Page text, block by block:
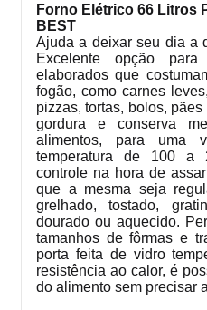
Forno Elétrico 66 Litros
BEST
Ajuda a deixar seu dia a
Excelente opção
elaborados que
fogão, como carnes
pizzas, tortas, bolos,
gordura e conserva
alimentos, para uma
temperatura de 100 a
controle na hora de
que a mesma seja
grelhado, tostado,
dourado ou aquecido.
tamanhos de fôrmas e
porta feita de vidro
resistência ao calor, é
do alimento sem precisar